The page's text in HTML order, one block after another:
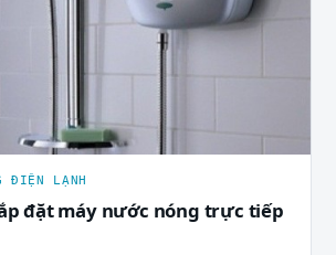
ĐIỆN LẠNH
đặt máy nước nóng trực tiếp